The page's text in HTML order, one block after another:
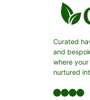
Curated
and
where
nurtured
Facebook LinkedIn Twitter YouTube